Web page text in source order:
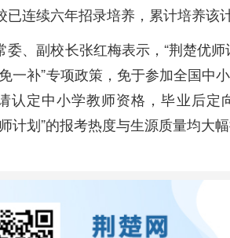
已连续六年招录培养，累计培养该
委、副校长张红梅表示，“荆楚优
一补”专项政策，免于参加全国中
认定中小学教师资格，毕业后定
计划”的报考热度与生源质量均大幅